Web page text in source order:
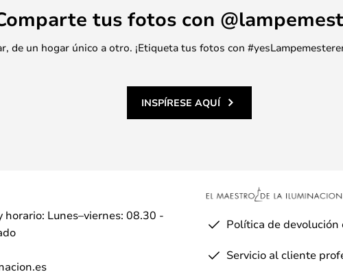
tus fotos con
de un hogar único a otro. ¡Etiqueta tus fotos con
INSPÍRESE AQUÍ
Lunes–viernes: 08.30 -
Política de devolución
Servicio al cliente